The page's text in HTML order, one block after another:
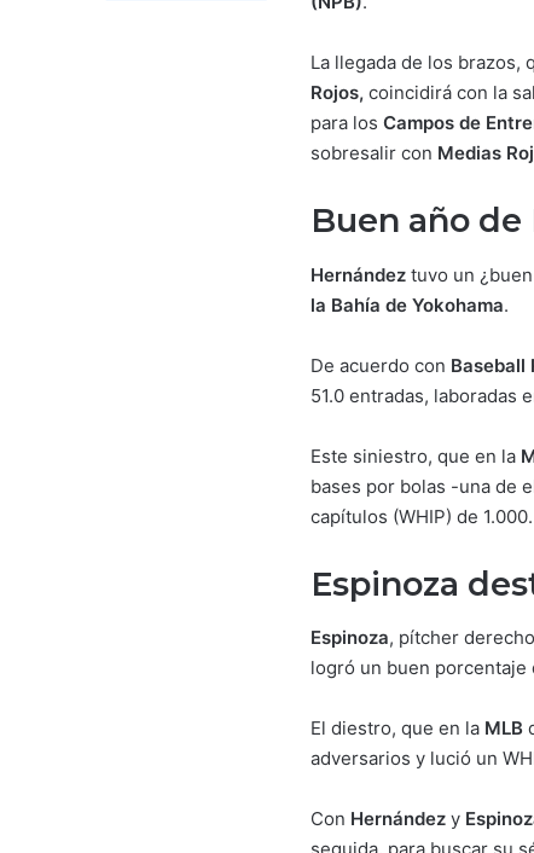
La llegada de los brazos,
Rojos, coincidirá con la
para los Campos de
sobresalir con Medias
Buen año
Hernández tuvo un
la Bahía de Yokohama.
De acuerdo con Baseball
51.0 entradas, laboradas
Este siniestro, que en la
bases por bolas -una de
capítulos (WHIP) de 1.000.
Espinoza
Espinoza, pítcher
logró un buen porcentaje
El diestro, que en la MLB
adversarios y lució un
Con Hernández y